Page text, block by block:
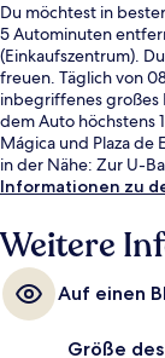
Du möchtest in
5 Autominuten
(Einkaufszentrum).
freuen. Täglich von
inbegriffenes großes
dem Auto höchstens
Mágica und Plaza de
in der Nähe: Zur U-
Gehminuten.
Informationen zu
Weitere
Auf einen
Größe